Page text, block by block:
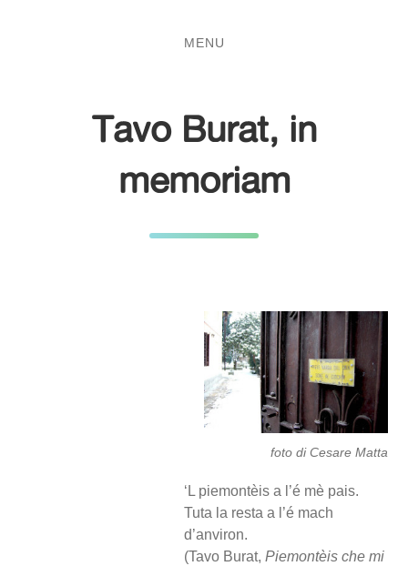
MENU
Tavo Burat, in
memoriam
foto di Cesare Matta
‘L piemontèis a l’é mè pais.
Tuta la resta a l’é mach
d’anviron.
(Tavo Burat,Piemontèis che mi